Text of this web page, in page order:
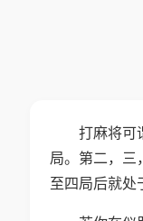
打麻将可
局。第二，三
至四局后就处